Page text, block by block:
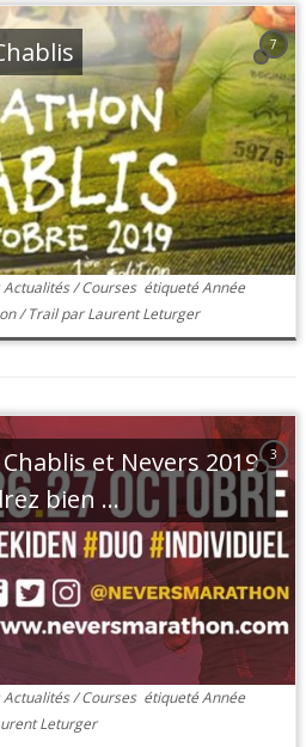
7
Actualités/Courses étiquetéAnnée
/TrailparLaurent Leturger
3
et Nevers 2019
bien ...
Actualités/Courses étiquetéAnnée
Leturger